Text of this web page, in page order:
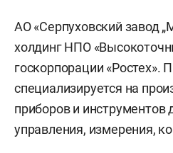
АО «Серпуховский завод
холдинг НПО
госкорпорации «Ростех».
специализируется на
приборов и инструментов
управления, измерения,